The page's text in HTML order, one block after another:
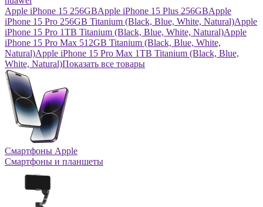
Apple iPhone 15 256GBApple iPhone 15 Plus 256GBApple
iPhone 15 Pro 256GB Titanium (Black, Blue, White, Natural)Apple
iPhone 15 Pro 1TB Titanium (Black, Blue, White, Natural)Apple
iPhone 15 Pro Max 512GB Titanium (Black, Blue, White,
Natural)Apple iPhone 15 Pro Max 1TB Titanium (Black, Blue,
White, Natural)Показать все товары
Смартфоны Apple
Смартфоны и планшеты